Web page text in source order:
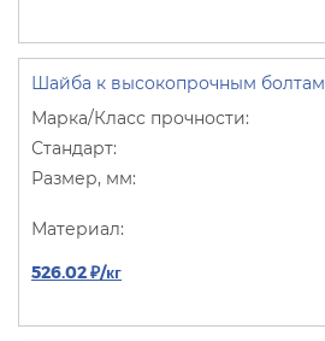
Шайба к высокопрочным болтам
526.02 ₽/кг